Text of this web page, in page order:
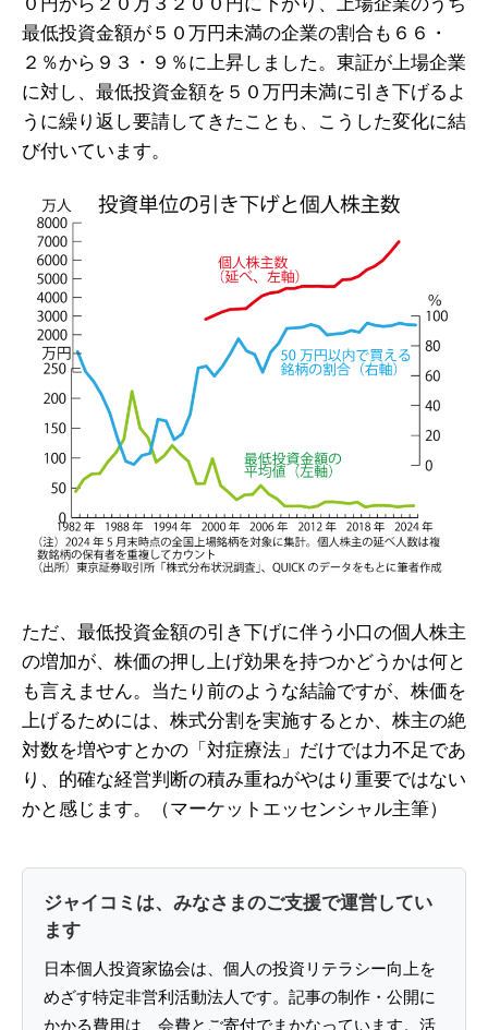
最低投資金額が５０万円未満の企業の割合も６６・
２％から９３・９％に上昇しました。東証が上場企業
に対し、最低投資金額を５０万円未満に引き下げるよ
うに繰り返し要請してきたことも、こうした変化に結
び付いています。
ただ、最低投資金額の引き下げに伴う小口の個人株主
の増加が、株価の押し上げ効果を持つかどうかは何と
も言えません。当たり前のような結論ですが、株価を
上げるためには、株式分割を実施するとか、株主の絶
対数を増やすとかの「対症療法」だけでは力不足であ
り、的確な経営判断の積み重ねがやはり重要ではない
かと感じます。（マーケットエッセンシャル主筆）
ジャイコミは、みなさまのご支援で運営してい
ます
日本個人投資家協会は、個人の投資リテラシー向上を
めざす特定非営利活動法人です。記事の制作・公開に
かかる費用は、会費とご寄付でまかなっています。活